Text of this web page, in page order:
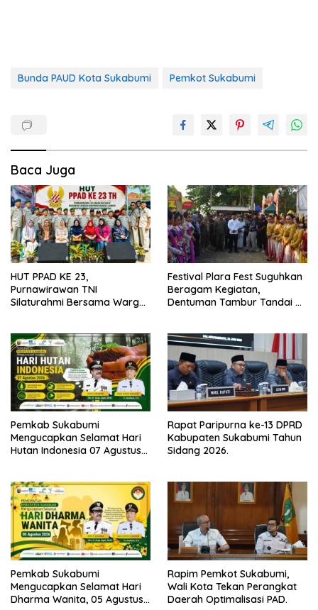
Bunda PAUD Kota Sukabumi Pemkot Sukabumi
Baca Juga
HUT PPAD KE 23,
Purnawirawan TNI
Silaturahmi Bersama Warga
Festival Plara Fest Suguhkan
Beragam Kegiatan,
Dentuman Tambur Tandai di
Pemkab Sukabumi
Mengucapkan Selamat Hari
Hutan Indonesia 07 Agustus
Rapat Paripurna ke-13 DPRD
Kabupaten Sukabumi Tahun
Sidang 2026.
Pemkab Sukabumi
Mengucapkan Selamat Hari
Dharma Wanita, 05 Agustus
Rapim Pemkot Sukabumi,
Wali Kota Tekan Perangkat
Daerah Optimalisasi PAD.